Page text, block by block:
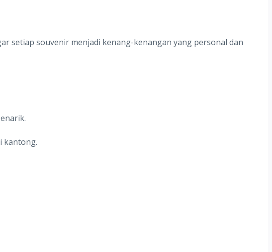
setiap souvenir menjadi kenang-kenangan yang personal dan
kantong.